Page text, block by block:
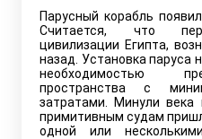
Парусный корабль
Считается, что
цивилизации Египта,
назад. Установка паруса
необходимостью
пространства с
затратами. Минули
примитивным судам
одной или